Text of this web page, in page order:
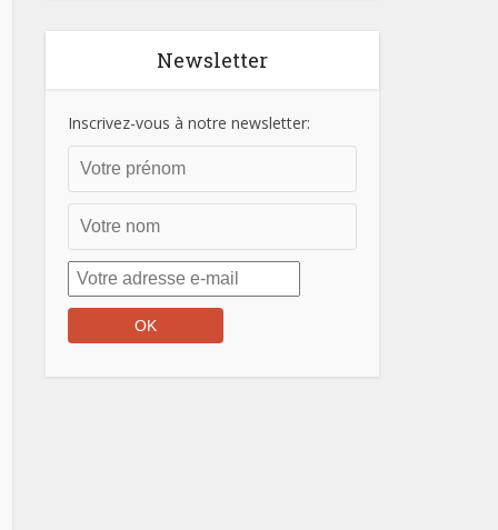
Newsletter
Inscrivez-vous à notre newsletter: